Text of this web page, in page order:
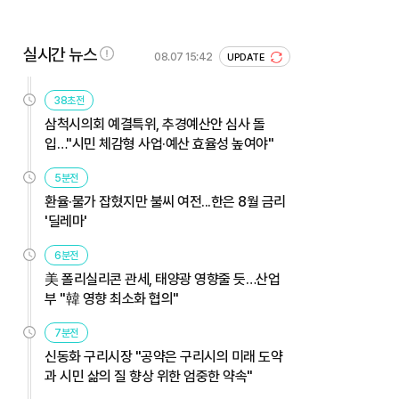
실시간 뉴스 08.07 15:42 UPDATE
38초전
삼척시의회 예결특위, 추경예산안 심사 돌
입…"시민 체감형 사업·예산 효율성 높여야"
5분전
환율·물가 잡혔지만 불씨 여전...한은 8월 금리
'딜레마'
6분전
美 폴리실리콘 관세, 태양광 영향줄 듯…산업
부 "韓 영향 최소화 협의"
7분전
신동화 구리시장 "공약은 구리시의 미래 도약
과 시민 삶의 질 향상 위한 엄중한 약속"